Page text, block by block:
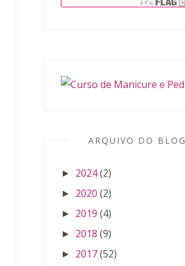
ARQUIVO DO BLOG
► 2024(2)
► 2020 (2)
► 2019 (4)
► 2018 (9)
► 2017(52)